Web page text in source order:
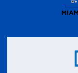
Las Vegas,